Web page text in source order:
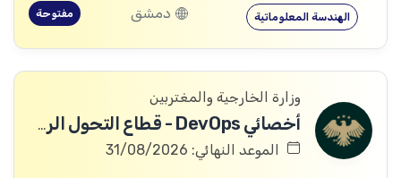
الهندسة المعلوماتية دمشق مفتوحة
وزارة الخارجية والمغتربين
أخصائي DevOps - قطاع التحول الرقمي
الموعد النهائي: 31/08/2026